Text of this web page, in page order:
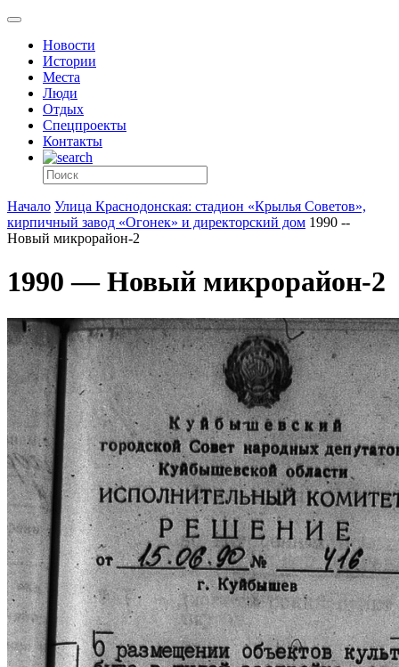
Новости
Истории
Места
Люди
Отдых
Спецпроекты
Контакты
Начало Улица Краснодонская: стадион «Крылья Советов»,
кирпичный завод «Огонек» и директорский дом 1990 --
Новый микрорайон-2
1990 — Новый микрорайон-2